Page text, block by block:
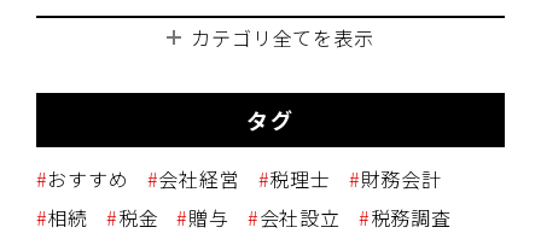
カテゴリ全てを表示
タグ
おすすめ 会社経営 税理士
財務会計
相続
税金 贈与 会社設立
税務調査